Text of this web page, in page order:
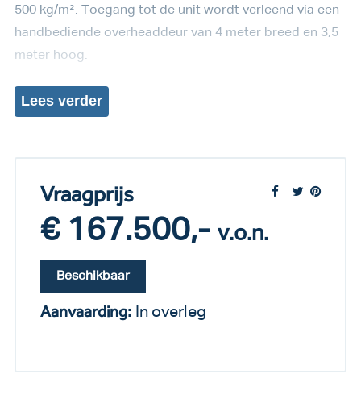
500 kg/m². Toegang tot de unit wordt verleend via een
handbediende overheaddeur van 4 meter breed en 3,5
meter hoog.
Leesverder
Vraagprijs
€ 167.500,- v.o.n.
Beschikbaar
Aanvaarding: In overleg